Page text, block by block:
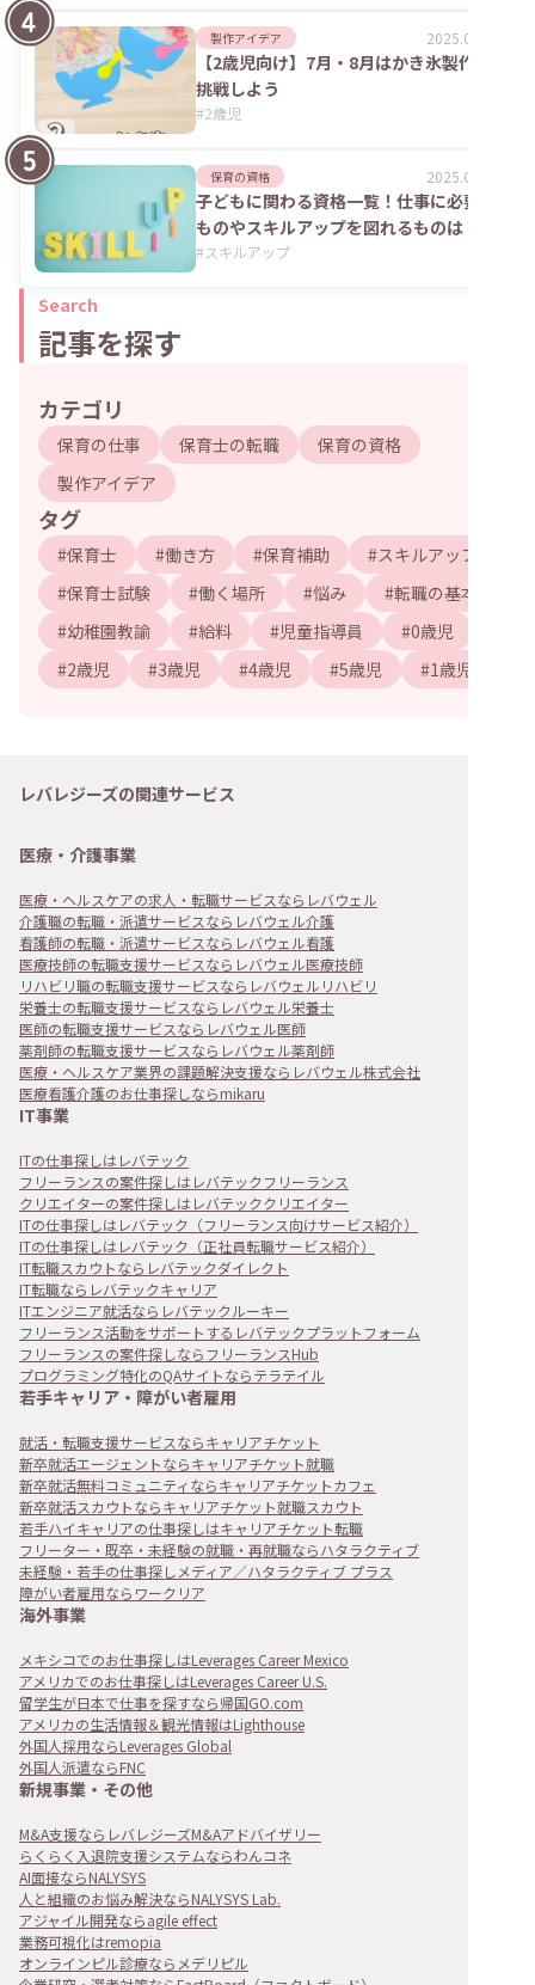
製作アイデア 2025.09.04
【2歳児向け】7月・8月はかき氷製作に
挑戦しよう
#2歳児
保育の資格 2025.06.02
子どもに関わる資格一覧！仕事に必要な
ものやスキルアップを図れるものは？
#スキルアップ
Search
記事を探す
カテゴリ
保育の仕事 保育士の転職
保育の資格
製作アイデア
タグ
#保育士 #働き方 #保育補助 #スキルアップ
#保育士試験 #働く場所 #悩み #転職の基本
#幼稚園教諭 #給料 #児童指導員 #0歳児
#2歳児 #3歳児 #4歳児 #5歳児 #1歳児
レバレジーズの関連サービス
医療・介護事業
医療・ヘルスケアの求人・転職サービスならレバウェル
介護職の転職・派遣サービスならレバウェル介護
看護師の転職・派遣サービスならレバウェル看護
医療技師の転職支援サービスならレバウェル医療技師
リハビリ職の転職支援サービスならレバウェルリハビリ
栄養士の転職支援サービスならレバウェル栄養士
医師の転職支援サービスならレバウェル医師
薬剤師の転職支援サービスならレバウェル薬剤師
医療・ヘルスケア業界の課題解決支援ならレバウェル株式会社
医療看護介護のお仕事探しならmikaru
IT事業
ITの仕事探しはレバテック
フリーランスの案件探しはレバテックフリーランス
クリエイターの案件探しはレバテッククリエイター
ITの仕事探しはレバテック（フリーランス向けサービス紹介）
ITの仕事探しはレバテック（正社員転職サービス紹介）
IT転職スカウトならレバテックダイレクト
IT転職ならレバテックキャリア
ITエンジニア就活ならレバテックルーキー
フリーランス活動をサポートするレバテックプラットフォーム
フリーランスの案件探しならフリーランスHub
プログラミング特化のQAサイトならテラテイル
若手キャリア・障がい者雇用
就活・転職支援サービスならキャリアチケット
新卒就活エージェントならキャリアチケット就職
新卒就活無料コミュニティならキャリアチケットカフェ
新卒就活スカウトならキャリアチケット就職スカウト
若手ハイキャリアの仕事探しはキャリアチケット転職
フリーター・既卒・未経験の就職・再就職ならハタラクティブ
未経験・若手の仕事探しメディア／ハタラクティブ プラス
障がい者雇用ならワークリア
海外事業
メキシコでのお仕事探しはLeverages Career Mexico
アメリカでのお仕事探しはLeverages Career U.S.
留学生が日本で仕事を探すなら帰国GO.com
アメリカの生活情報＆観光情報はLighthouse
外国人採用ならLeverages Global
外国人派遣ならFNC
新規事業・その他
M&A支援ならレバレジーズM&Aアドバイザリー
らくらく入退院支援システムならわんコネ
AI面接ならNALYSYS
人と組織のお悩み解決ならNALYSYS Lab.
アジャイル開発ならagile effect
業務可視化はremopia
オンラインピル診療ならメデリピル